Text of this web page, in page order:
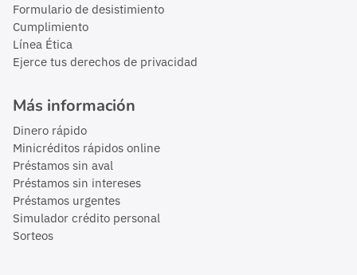
Formulario de desistimiento
Cumplimiento
Línea Ética
Ejerce tus derechos de privacidad
Más información
Dinero rápido
Minicréditos rápidos online
Préstamos sin aval
Préstamos sin intereses
Préstamos urgentes
Simulador crédito personal
Sorteos